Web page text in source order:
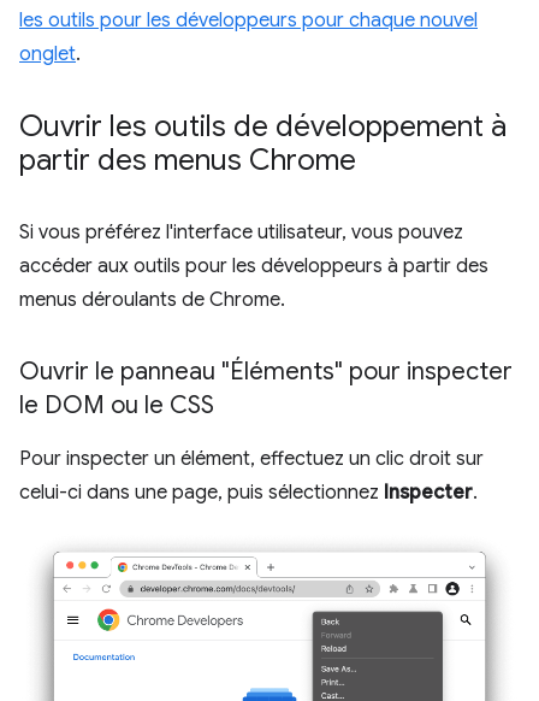
les outils pour les développeurs pour chaque nouvel
onglet.
Ouvrir les outils de développement à
partir des menus Chrome
Si vous préférez l'interface utilisateur, vous pouvez
accéder aux outils pour les développeurs à partir des
menus déroulants de Chrome.
Ouvrir le panneau "Éléments" pour inspecter
le DOM ou le CSS
Pour inspecter un élément, effectuez un clic droit sur
celui-ci dans une page, puis sélectionnez Inspecter.